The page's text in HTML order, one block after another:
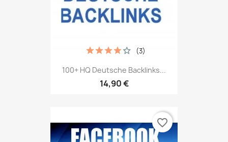
100+ HQ Deutsche Backlinks...
14,90 €
(3)
favorite_border